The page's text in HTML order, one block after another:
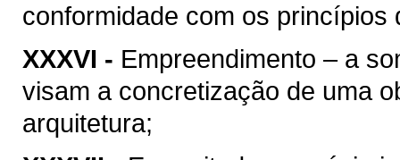
conformidade com os
XXXVI - Empreendimento – a
visam a concretização de uma
arquitetura;